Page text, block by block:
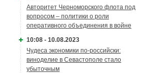
Авторитет Черноморского флота под
вопросом – политики о роли
оперативного объединения в войне
10:08 - 10.08.2023
Чудеса экономики по-российски:
виноделие в Севастополе стало
убыточным